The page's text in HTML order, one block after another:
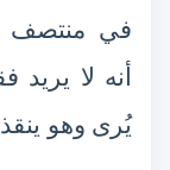
في منتصف
أنه لا يريد
يُرى وهو